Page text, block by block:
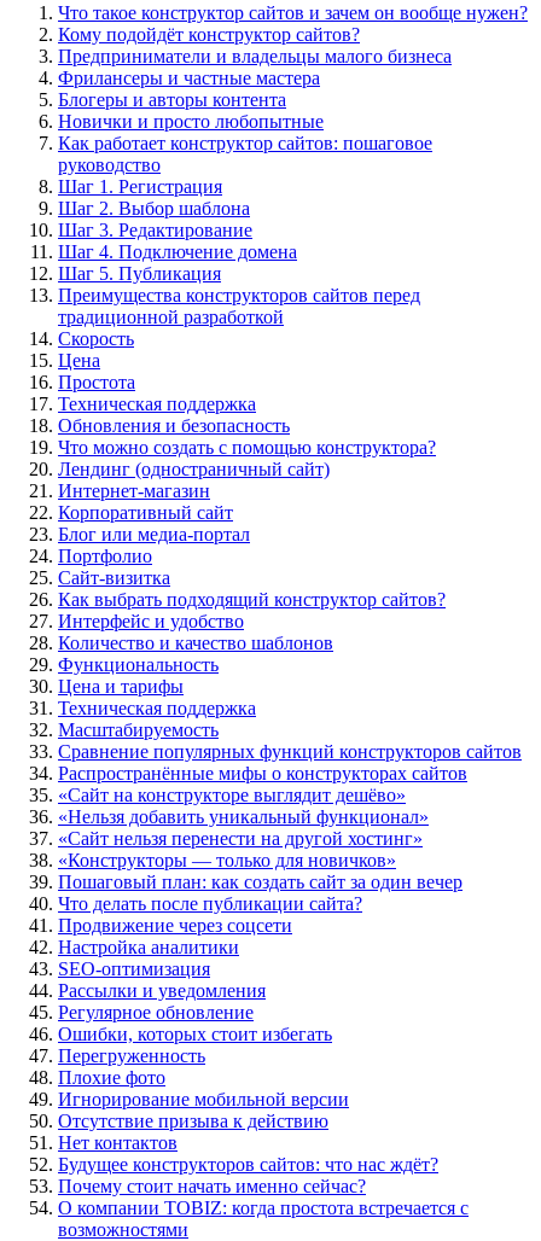
Что такое конструктор сайтов и зачем он вообще нужен?
Кому подойдёт конструктор сайтов?
Предприниматели и владельцы малого бизнеса
Фрилансеры и частные мастера
Блогеры и авторы контента
Новички и просто любопытные
Как работает конструктор сайтов: пошаговое
руководство
Шаг 1. Регистрация
Шаг 2. Выбор шаблона
Шаг 3. Редактирование
Шаг 4. Подключение домена
Шаг 5. Публикация
Преимущества конструкторов сайтов перед
традиционной разработкой
Скорость
Цена
Простота
Техническая поддержка
Обновления и безопасность
Что можно создать с помощью конструктора?
Лендинг (одностраничный сайт)
Интернет-магазин
Корпоративный сайт
Блог или медиа-портал
Портфолио
Сайт-визитка
Как выбрать подходящий конструктор сайтов?
Интерфейс и удобство
Количество и качество шаблонов
Функциональность
Цена и тарифы
Техническая поддержка
Масштабируемость
Сравнение популярных функций конструкторов сайтов
Распространённые мифы о конструкторах сайтов
«Сайт на конструкторе выглядит дешёво»
«Нельзя добавить уникальный функционал»
«Сайт нельзя перенести на другой хостинг»
«Конструкторы — только для новичков»
Пошаговый план: как создать сайт за один вечер
Что делать после публикации сайта?
Продвижение через соцсети
Настройка аналитики
SEO-оптимизация
Рассылки и уведомления
Регулярное обновление
Ошибки, которых стоит избегать
Перегруженность
Плохие фото
Игнорирование мобильной версии
Отсутствие призыва к действию
Нет контактов
Будущее конструкторов сайтов: что нас ждёт?
Почему стоит начать именно сейчас?
О компании TOBIZ: когда простота встречается с
возможностями